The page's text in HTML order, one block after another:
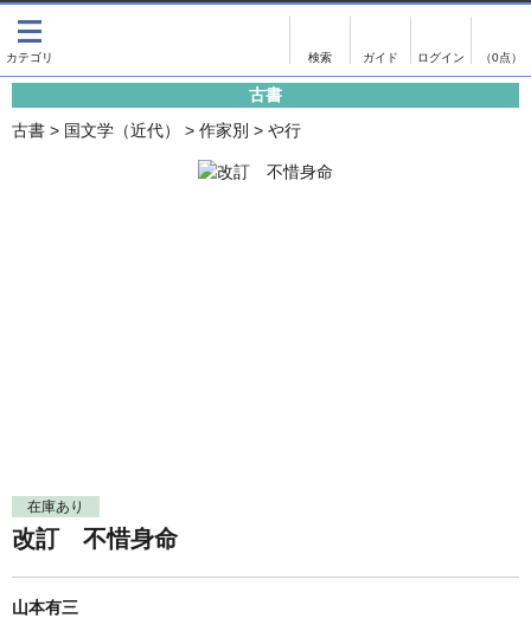
（0点）
影印資料
単行本◆日本語史
単行本◆美術
Ｗｅｂ版
書誌学・目録
古書目録
画像がある商品のみ検索
古書
古書 > 国文学（近代） > 作家別 > や行
在庫あり
改訂 不惜身命
山本有三